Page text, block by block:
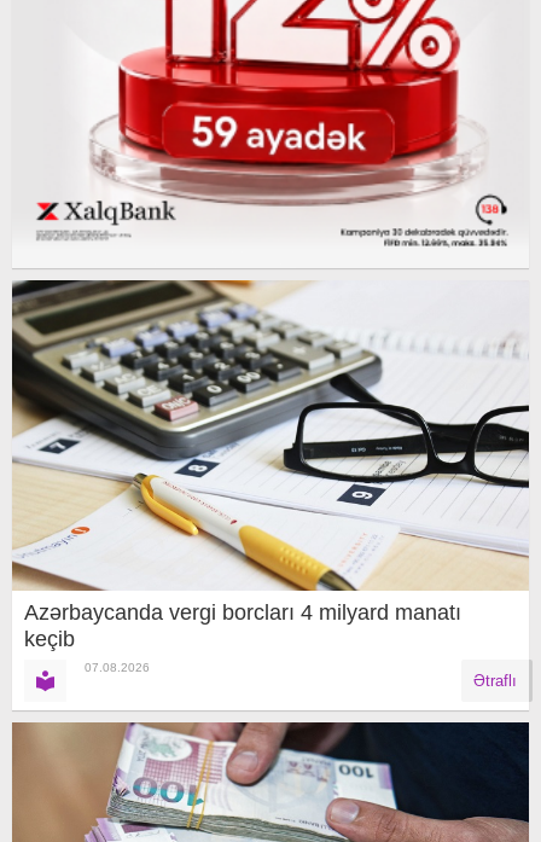
Azərbaycanda vergi borcları 4 milyard manatı
keçib
07.08.2026
Ətraflı